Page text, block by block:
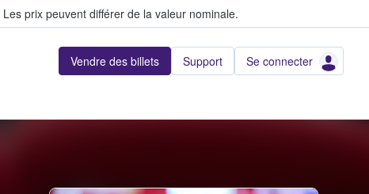
Les prix peuvent différer de la valeur nominale.
Vendre des billets Support Se connecter